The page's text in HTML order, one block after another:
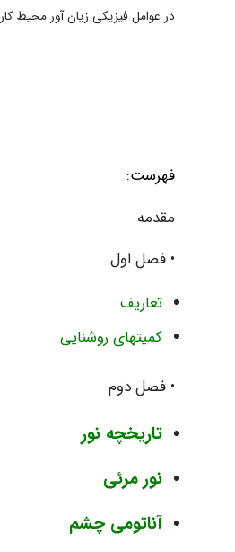
در عوامل فیزیکی زیان آور محیط کار
فهرست:
مقدمه
• فصل اول
تعاریف
کمیتهای روشنایی
• فصل دوم
تاریخچه نور
نور مرئی
آناتومی چشم